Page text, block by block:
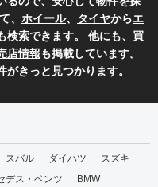
、 ホイール、 タイヤからエ
検索できます。 他にも、買
店情報も掲載しています。
きっと見つかります。
スバル ダイハツ
スズキ
デス・ベンツ
BMW